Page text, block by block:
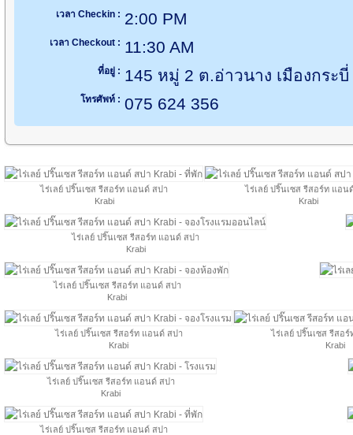
เวลา Checkin : 2:00 PM
เวลา Checkout : 11:30 AM
ที่อยู่ : 145 หมู่ 2 ต.อ่าวนาง เมืองกระ
โทรศัพท์ : 075 624 356
ไร่เลย์ ปริ๊นเซส รีสอร์ท แอนด์ สปา
Krabi
ไร่เลย์ ปริ๊นเซส รีสอร์ท แอน
Krabi
ไร่เลย์ ปริ๊นเซส รีสอร์ท แอนด์ สปา
Krabi
ไร่เลย์ ปริ๊นเซส รีสอร์ท แอนด์ สปา
Krabi
ไร่เลย์ ปริ๊นเซส รีสอร์ท แอนด์ สปา
Krabi
ไร่เลย์ ปริ๊นเซส รีสอ
Krabi
ไร่เลย์ ปริ๊นเซส รีสอร์ท แอนด์ สปา
Krabi
ไร่เลย์ ปริ๊นเซส รีสอร์ท แอนด์ สปา